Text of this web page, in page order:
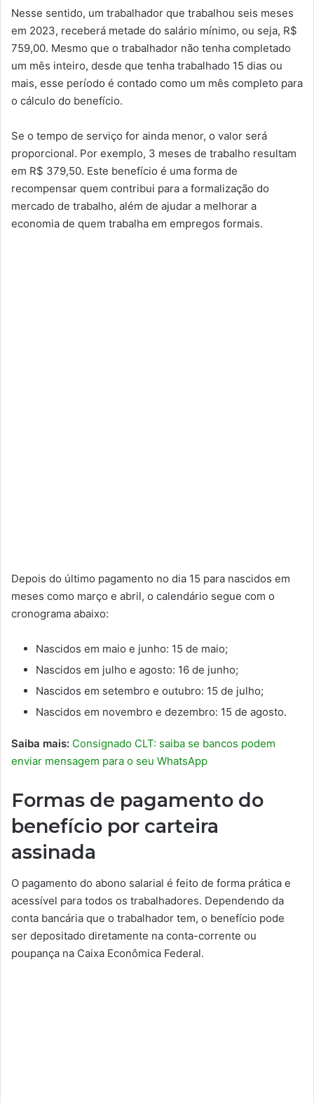
Nesse sentido, um trabalhador que trabalhou seis meses
em 2023, receberá metade do salário mínimo, ou seja, R$
759,00. Mesmo que o trabalhador não tenha completado
um mês inteiro, desde que tenha trabalhado 15 dias ou
mais, esse período é contado como um mês completo para
o cálculo do benefício.
Se o tempo de serviço for ainda menor, o valor será
proporcional. Por exemplo, 3 meses de trabalho resultam
em R$ 379,50. Este benefício é uma forma de
recompensar quem contribui para a formalização do
mercado de trabalho, além de ajudar a melhorar a
economia de quem trabalha em empregos formais.
Depois do último pagamento no dia 15 para nascidos em
meses como março e abril, o calendário segue com o
cronograma abaixo:
Nascidos em maio e junho: 15 de maio;
Nascidos em julho e agosto: 16 de junho;
Nascidos em setembro e outubro: 15 de julho;
Nascidos em novembro e dezembro: 15 de agosto.
Saiba mais: Consignado CLT: saiba se bancos podem
enviar mensagem para o seu WhatsApp
Formas de pagamento do
benefício por carteira
assinada
O pagamento do abono salarial é feito de forma prática e
acessível para todos os trabalhadores. Dependendo da
conta bancária que o trabalhador tem, o benefício pode
ser depositado diretamente na conta-corrente ou
poupança na Caixa Econômica Federal.